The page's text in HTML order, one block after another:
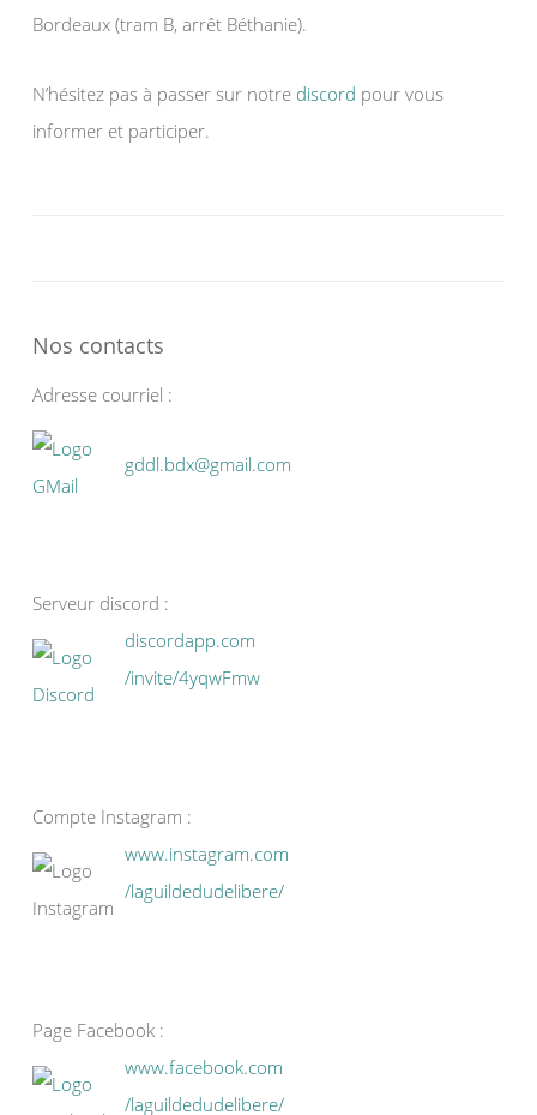
Bordeaux (tram B, arrêt Béthanie).
N’hésitez pas à passer sur notre discord pour vous
informer et participer.
Nos contacts
Adresse courriel :
gddl.bdx@gmail.com
Serveur discord :
discordapp.com
/invite/4yqwFmw
Compte Instagram :
www.instagram.com
/laguildedudelibere/
Page Facebook :
www.facebook.com
/laguildedudelibere/